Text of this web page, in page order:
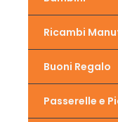
Ricambi
Buoni Regalo
Passerelle e